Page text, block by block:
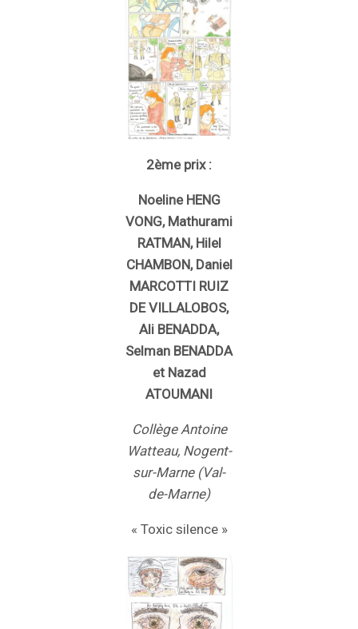
2ème prix :
Noeline HENG
VONG, Mathurami
RATMAN, Hilel
CHAMBON, Daniel
MARCOTTI RUIZ
DE VILLALOBOS,
Ali BENADDA,
Selman BENADDA
et Nazad
ATOUMANI
Collège Antoine
Watteau, Nogent-
sur-Marne (Val-
de-Marne)
« Toxic silence »